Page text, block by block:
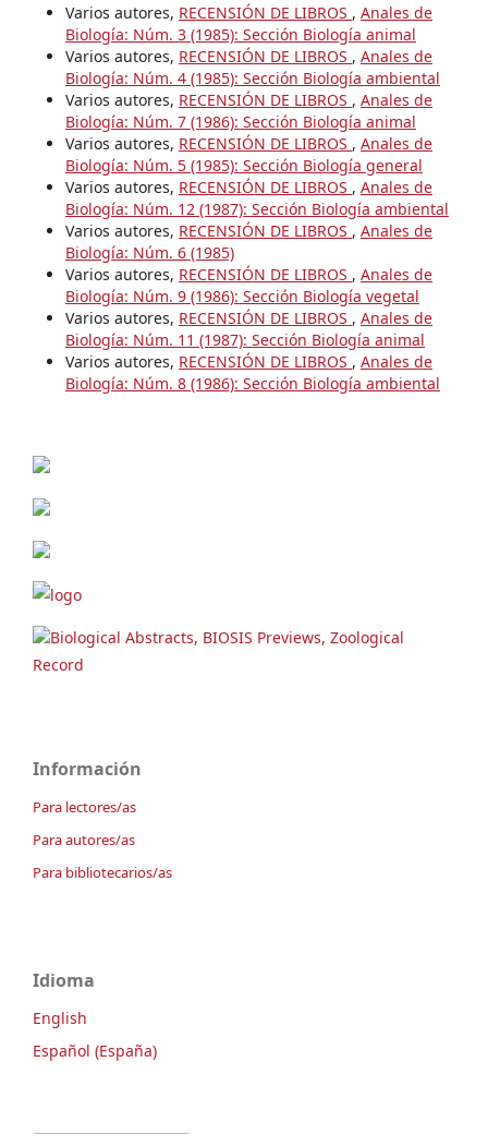
Varios autores, RECENSIÓN DE LIBROS , Anales de
Biología: Núm. 3 (1985): Sección Biología animal
Varios autores, RECENSIÓN DE LIBROS , Anales de
Biología: Núm. 4 (1985): Sección Biología ambiental
Varios autores, RECENSIÓN DE LIBROS , Anales de
Biología: Núm. 7 (1986): Sección Biología animal
Varios autores, RECENSIÓN DE LIBROS , Anales de
Biología: Núm. 5 (1985): Sección Biología general
Varios autores, RECENSIÓN DE LIBROS , Anales de
Biología: Núm. 12 (1987): Sección Biología ambiental
Varios autores, RECENSIÓN DE LIBROS , Anales de
Biología: Núm. 6 (1985)
Varios autores, RECENSIÓN DE LIBROS , Anales de
Biología: Núm. 9 (1986): Sección Biología vegetal
Varios autores, RECENSIÓN DE LIBROS , Anales de
Biología: Núm. 11 (1987): Sección Biología animal
Varios autores, RECENSIÓN DE LIBROS , Anales de
Biología: Núm. 8 (1986): Sección Biología ambiental
Biological Abstracts, BIOSIS Previews, Zoological
Record
Información
Para lectores/as
Para autores/as
Para bibliotecarios/as
Idioma
English
Español (España)